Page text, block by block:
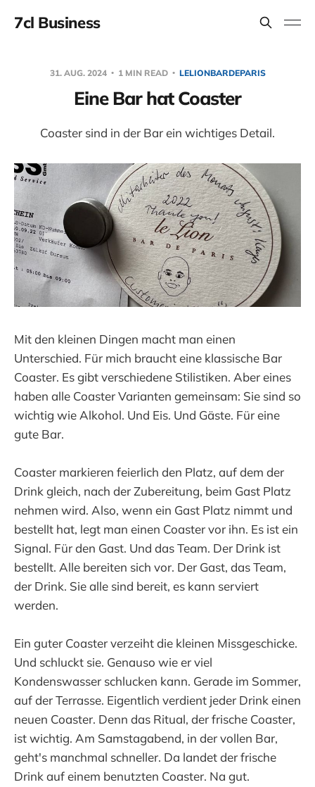
7cl Business
31. AUG. 2024 1 MIN READ LELIONBARDEPARIS
Eine Bar hat Coaster
Coaster sind in der Bar ein wichtiges Detail.
Mit den kleinen Dingen macht man einen
Unterschied. Für mich braucht eine klassische Bar
Coaster. Es gibt verschiedene Stilistiken. Aber eines
haben alle Coaster Varianten gemeinsam: Sie sind so
wichtig wie Alkohol. Und Eis. Und Gäste. Für eine
gute Bar.
Coaster markieren feierlich den Platz, auf dem der
Drink gleich, nach der Zubereitung, beim Gast Platz
nehmen wird. Also, wenn ein Gast Platz nimmt und
bestellt hat, legt man einen Coaster vor ihn. Es ist ein
Signal. Für den Gast. Und das Team. Der Drink ist
bestellt. Alle bereiten sich vor. Der Gast, das Team,
der Drink. Sie alle sind bereit, es kann serviert
werden.
Ein guter Coaster verzeiht die kleinen Missgeschicke.
Und schluckt sie. Genauso wie er viel
Kondenswasser schlucken kann. Gerade im Sommer,
auf der Terrasse. Eigentlich verdient jeder Drink einen
neuen Coaster. Denn das Ritual, der frische Coaster,
ist wichtig. Am Samstagabend, in der vollen Bar,
geht's manchmal schneller. Da landet der frische
Drink auf einem benutzten Coaster. Na gut.